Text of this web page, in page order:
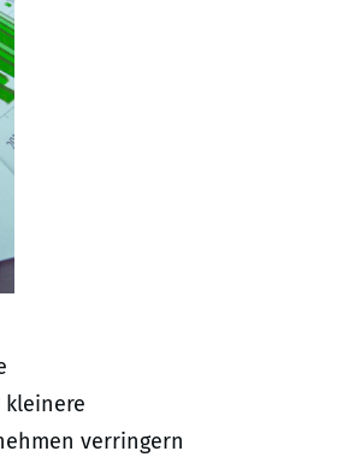
verringern